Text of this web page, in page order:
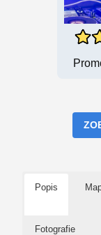
Popis
Fotografie